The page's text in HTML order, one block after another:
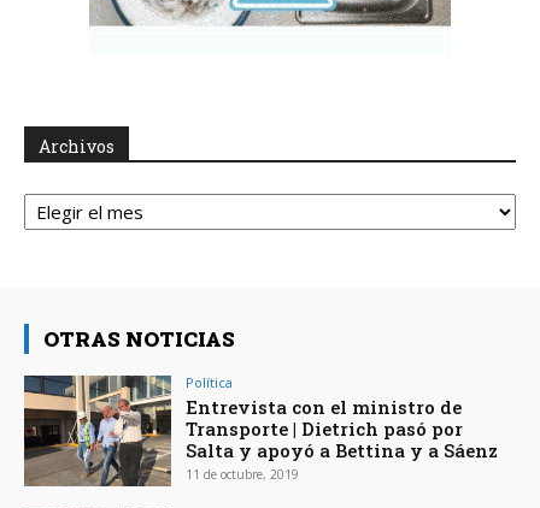
Archivos
Archivos
OTRAS NOTICIAS
Política
Entrevista con el ministro de
Transporte | Dietrich pasó por
Salta y apoyó a Bettina y a Sáenz
11 de octubre, 2019